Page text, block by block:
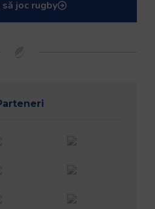
să joc rugby